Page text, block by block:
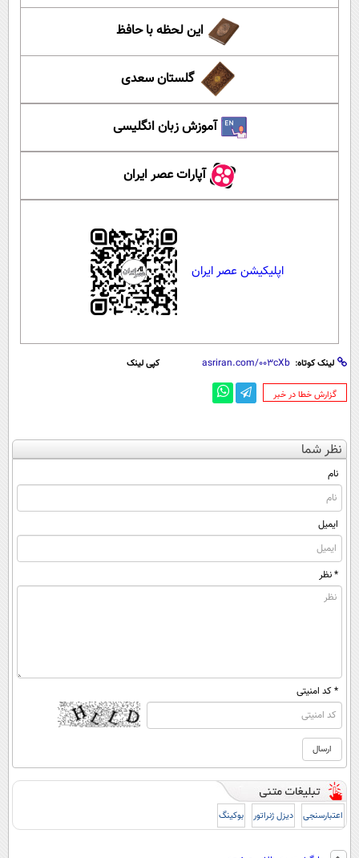
این لحظه با حافظ
گلستان سعدی
آموزش زبان انگلیسی
آپارات عصر ایران
اپلیکیشن عصر ایران
لینک کوتاه: کپی لینک
‌گزارش خطا در خبر
نظر شما
نام
ایمیل
* نظر
* کد امنیتی
اعتبارسنجی دیزل ژنراتور بوکینگ